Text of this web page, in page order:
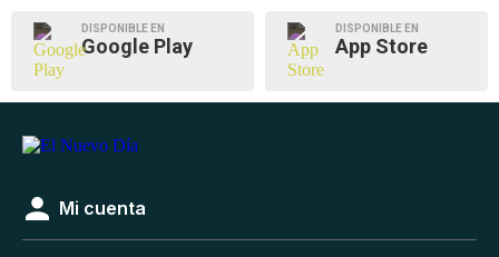
DISPONIBLE EN
Google Play
DISPONIBLE EN
App Store
Mi cuenta